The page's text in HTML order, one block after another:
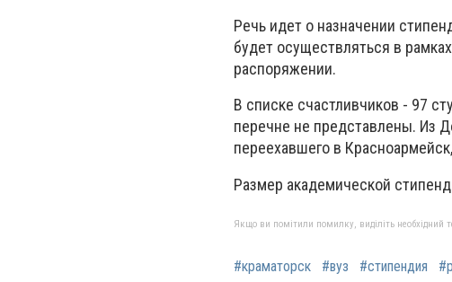
Речь идет о назначении
будет осуществляться в
распоряжении.
В списке счастливчиков - 97
перечне не представлены. Из
переехавшего в
Размер академической
Якщо ви помітили помилку, виділіть необхідний
#краматорск #вуз #стипендия